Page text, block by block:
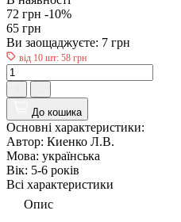
72 грн -10%
65 грн
Ви заощаджуєте: 7 грн
від 10 шт: 58 грн
До кошика
Основні характеристики:
Автор: Киенко Л.В.
Мова: українська
Вік: 5-6 рокiв
Всі характеристики
Опис